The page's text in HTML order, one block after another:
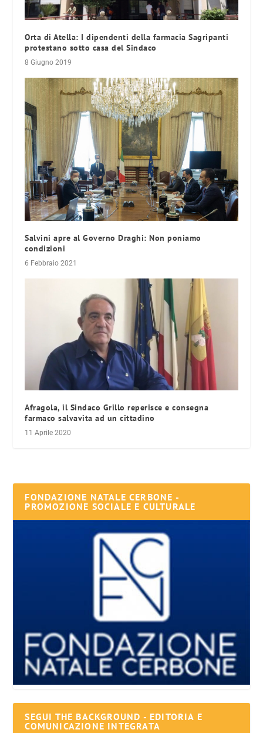
Orta di Atella: I dipendenti della farmacia Sagripanti
protestano sotto casa del Sindaco
8 Giugno 2019
Salvini apre al Governo Draghi: Non poniamo
condizioni
6 Febbraio 2021
Afragola, il Sindaco Grillo reperisce e consegna
farmaco salvavita ad un cittadino
11 Aprile 2020
FONDAZIONE NATALE CERBONE -
PROMOZIONE SOCIALE E CULTURALE
SEGUI THE BACKGROUND - EDITORIA E
COMUNICAZIONE INTEGRATA